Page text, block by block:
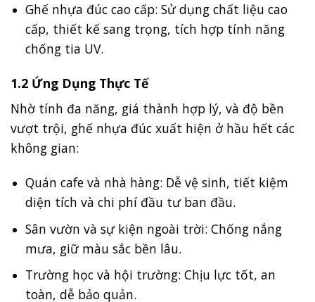
Ghế nhựa đúc cao cấp: Sử dụng chất liệu cao
cấp, thiết kế sang trọng, tích hợp tính năng
chống tia UV.
1.2 Ứng Dụng Thực Tế
Nhờ tính đa năng, giá thành hợp lý, và độ bền
vượt trội, ghế nhựa đúc xuất hiện ở hầu hết các
không gian:
Quán cafe và nhà hàng: Dễ vệ sinh, tiết kiệm
diện tích và chi phí đầu tư ban đầu.
Sân vườn và sự kiện ngoài trời: Chống nắng
mưa, giữ màu sắc bền lâu.
Trường học và hội trường: Chịu lực tốt, an
toàn, dễ bảo quản.